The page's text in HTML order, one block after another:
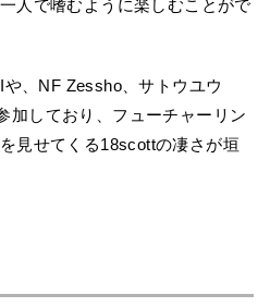
人で嗜むように楽しむことがで
、NF Zessho、サトウユウ
加しており、フューチャーリン
見せてくる18scottの凄さが垣